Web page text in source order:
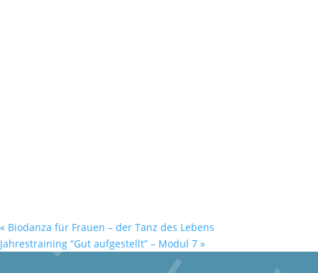
« Biodanza für Frauen – der Tanz des Lebens
Jahrestraining “Gut aufgestellt” – Modul 7 »